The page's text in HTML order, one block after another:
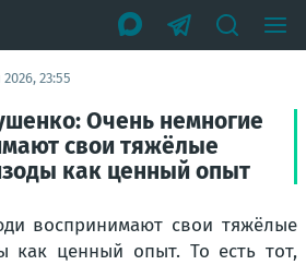
23:55
Очень немногие
свои тяжёлые
как ценный опыт
воспринимают свои тяжёлые
как ценный опыт. То есть тот,